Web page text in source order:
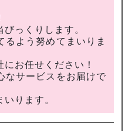
っくりします。
るよう努めてまいりま
お任せください！
なサービスをお届けで
ります。